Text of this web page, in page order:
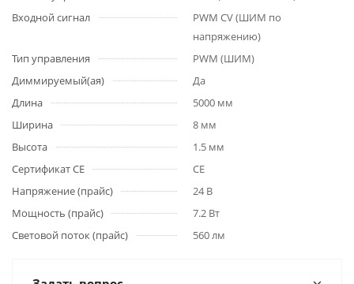
Входной сигнал
PWM СV (ШИМ по
напряжению)
Тип управления
PWM (ШИМ)
Диммируемый(ая)
Да
Длина
5000 мм
Ширина
8 мм
Высота
1.5 мм
Сертификат CE
CE
Напряжение (прайс)
24 В
Мощность (прайс)
7.2 Вт
Световой поток (прайс)
560 лм